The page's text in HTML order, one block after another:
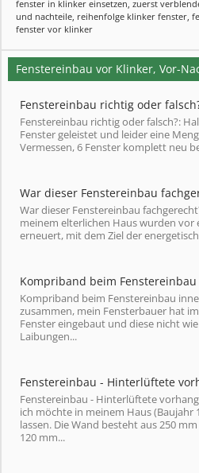
fenster in klinker einsetzen, zuerst
und nachteile, reihenfolge klinker fenster,
fenster vor klinker
Fenstereinbau vor Klinker, Vor-
Fenstereinbau richtig oder
Fenstereinbau richtig oder falsch?:
Fenster geleistet und leider eine
Vermessen, 6 Fenster komplett neu
War dieser Fenstereinbau
War dieser Fenstereinbau
meinem elterlichen Haus wurden vor
erneuert, mit dem Ziel der
Kompriband beim
Kompriband beim Fenstereinbau
zusammen, mein Fensterbauer hat
Fenster eingebaut und diese nicht
Laibungen...
Fenstereinbau - Hinterlüftete
Fenstereinbau - Hinterlüftete
ich möchte in meinem Haus (Baujahr
lassen. Die Wand besteht aus 250
120 mm...